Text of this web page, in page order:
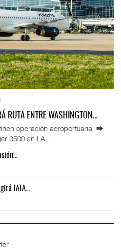
RUTA ENTRE WASHINGTON…
operación aeroportuaria ⮕
3500 en LA ...
IATA…